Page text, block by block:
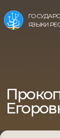
ЯЗЫКИ